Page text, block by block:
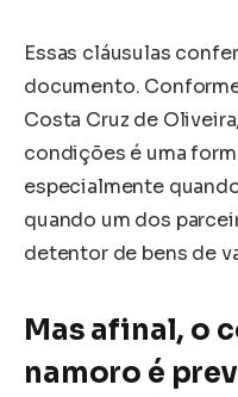
Essas cláusulas
documento.
Costa Cruz de
condições é uma
especialmente
quando um dos
detentor de bens de
Mas afinal, o
namoro é